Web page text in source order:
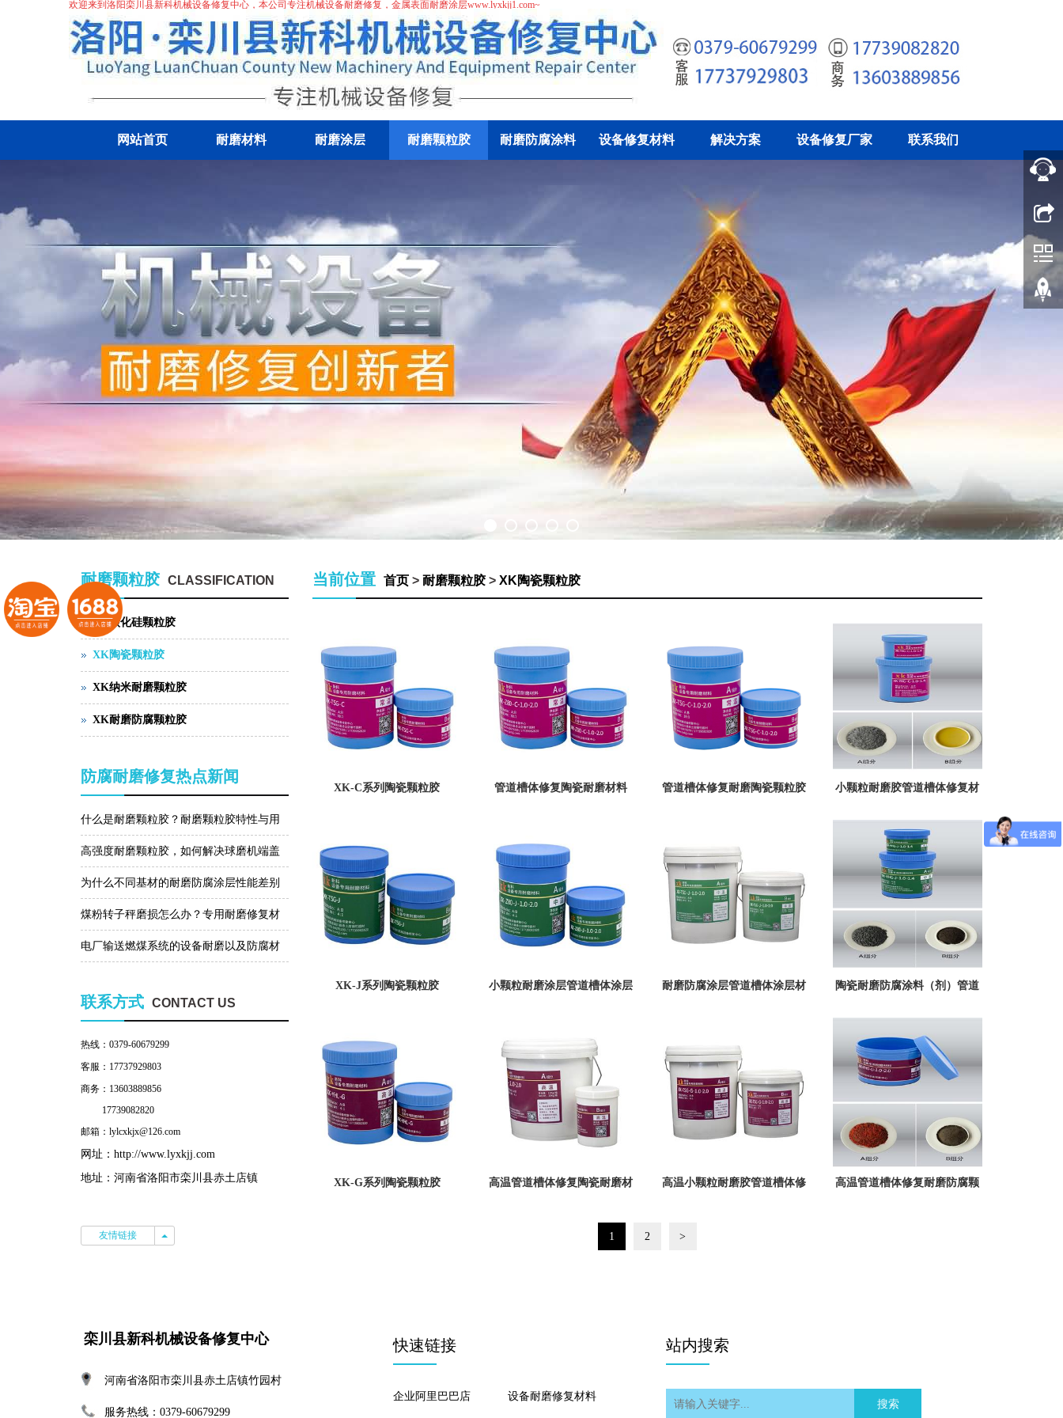
欢迎来到洛阳栾川县新科机械设备修复中心，本公司专注机械设备耐磨修复 ， 金属表面耐磨涂层www.lyxkjj1.com~
网站首页 耐磨材料 耐磨涂层 耐磨颗粒胶 耐磨防腐涂料 设备修复材料 解决方案 设备修复厂家 联系我们
当前位置 首页> 耐磨颗粒胶> XK陶瓷颗粒胶
XK-C系列陶瓷颗粒胶 管道槽体修复陶瓷耐磨材料 管道槽体修复耐磨陶瓷颗粒胶 小颗粒耐磨胶管道槽体修复材
料XK-YHL-C-1.0-2.0陶瓷颗粒
胶
XK-J系列陶瓷颗粒胶 小颗粒耐磨涂层管道槽体涂层
粒胶
耐磨防腐涂层管道槽体涂层材
胶
陶瓷耐磨防腐涂料（剂）管道
槽体涂层涂料XK-YHL-J-1.0-
2.0陶瓷颗粒胶
XK-G系列陶瓷颗粒胶 高温管道槽体修复陶瓷耐磨材 高温小颗粒耐磨胶管道槽体修 高温管道槽体修复耐磨防腐颗
1 2 >
耐磨颗粒胶 CLASSIFICATION
XK碳化硅颗粒胶
XK陶瓷颗粒胶
XK纳米耐磨颗粒胶
XK耐磨防腐颗粒胶
防腐耐磨修复热点新闻
什么是耐磨颗粒胶？耐磨颗粒胶特性与用
途有哪些？
高强度耐磨颗粒胶，如何解决球磨机端盖
磨损问题？
为什么不同基材的耐磨防腐涂层性能差别
那么大？
煤粉转子秤磨损怎么办？专用耐磨修复材
料帮助你!
电厂输送燃煤系统的设备耐磨以及防腐材
联系方式 CONTACT US
热线：0379-60679299
客服：17737929803
商务：13603889856
17739082820
邮箱：lylcxkjx@126.com
网址： http://www.lyxkjj.com
地址：河南省洛阳市栾川县赤土店镇
友情链接 友情链接
栾川县新科机械设备修复中心
河南省洛阳市栾川县赤土店镇竹园村
服务热线：0379-60679299
快速链接
企业阿里巴巴店 设备耐磨修复材料
站内搜索
搜索